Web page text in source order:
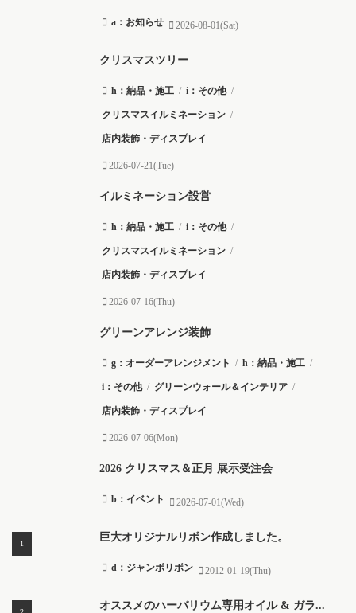
a：お知らせ 2026-08-01(Sat)
クリスマスツリー
h：納品・施工 / i：その他 /
クリスマスイルミネーション /
店内装飾・ディスプレイ
2026-07-21(Tue)
イルミネーション設営
h：納品・施工 / i：その他 /
クリスマスイルミネーション /
店内装飾・ディスプレイ
2026-07-16(Thu)
グリーンアレンジ装飾
g：オーダーアレンジメント / h：納品・施工 /
i：その他 / グリーンウォール＆インテリア /
店内装飾・ディスプレイ
2026-07-06(Mon)
2026 クリスマス＆正月 展示受注会
b：イベント 2026-07-01(Wed)
巨大オリジナルリボン作成しました。
2012-01-19(Thu)
d：ジャンボリボン
オススメのハーバリウム専用オイル & ガラ...